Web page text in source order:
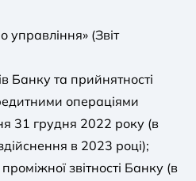
управління» (Звіт
Банку та прийнятності
операціями
31 грудня 2022 року (в
здійснення в 2023 році);
звітності Банку (в